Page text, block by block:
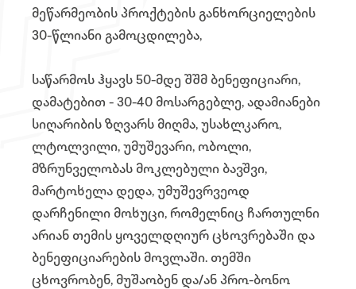
მეწარმეობის პროქტების განხორციელების
30-წლიანი გამოცდილება,
საწარმოს ჰყავს 50-მდე შშმ ბენეფიციარი,
დამატებით - 30-40 მოსარგებლე, ადამიანები
სიღარიბის ზღვარს მიღმა, უსახლკარო,
ლტოლვილი, უმუშევარი, ობოლი,
მზრუნველობას მოკლებული ბავშვი,
მარტოხელა დედა, უმუშევრვეოდ
დარჩენილი მოხუცი, რომელნიც ჩართულნი
არიან თემის ყოველდღიურ ცხოვრებაში და
ბენეფიციარების მოვლაში. თემში
ცხოვრობენ, მუშაობენ და/ან პრო-ბონო